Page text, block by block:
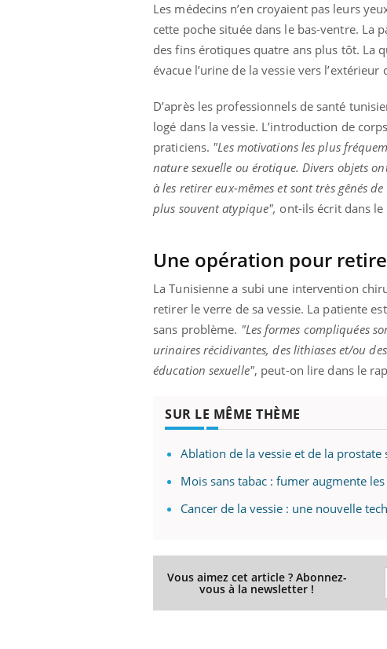
Les médecins n’en croyaient pas leurs
cette poche située dans le bas-ventre. La
des fins érotiques quatre ans plus tôt. La
évacue l’urine de la vessie vers
D’après les professionnels de santé
logé dans la vessie. L’introduction de
praticiens. "Les motivations les plus
nature sexuelle ou érotique. Divers objets
à les retirer eux-mêmes et sont très gênés
plus souvent atypique", ont-ils écrit dans
Une opération pour
La Tunisienne a subi une intervention
retirer le verre de sa vessie. La patiente
sans problème. "Les formes compliquées
urinaires récidivantes, des lithiases et/ou
éducation sexuelle", peut-on lire dans le
SUR LE MÊME THÈME
Ablation de la vessie et de la
Mois sans tabac : fumer augmente
Cancer de la vessie : une nouvelle
Vous aimez cet article ? Abonnez-
vous à la newsletter !